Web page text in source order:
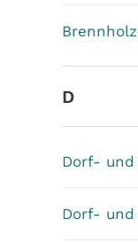
D
Dorf- und
Dorf- und